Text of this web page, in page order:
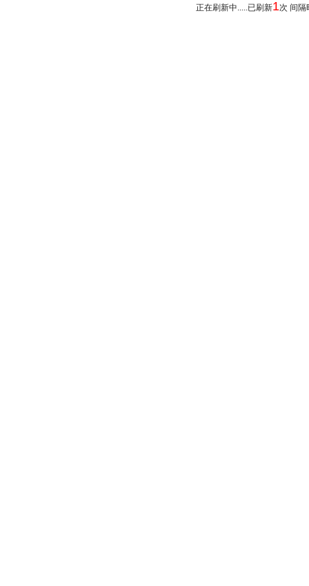
正在刷新中.....已刷新1次 间隔